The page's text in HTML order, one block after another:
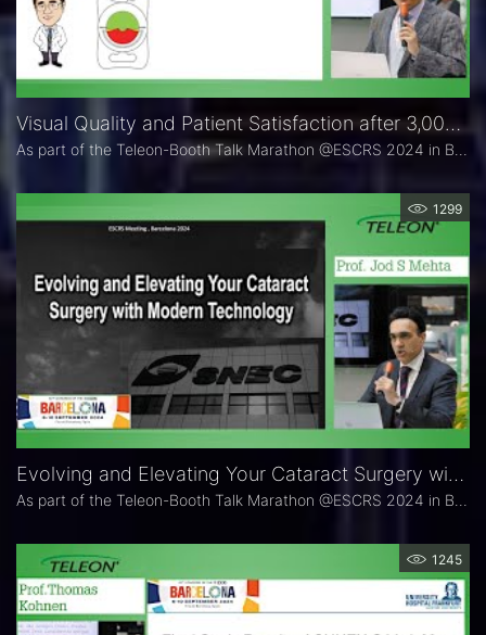
Visual Quality and Patient Satisfaction after 3,000 LENTIS Segmental Refractive IOL Implantations
1299
Evolving and Elevating Your Cataract Surgery with Modern IOL Technology: FEMTIS intraocular lenses
1245